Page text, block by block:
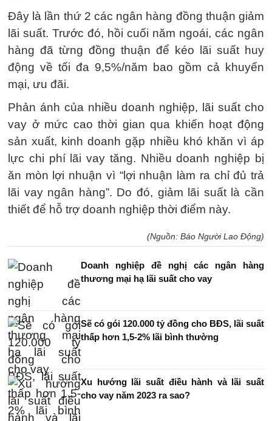
Đây là lần thứ 2 các ngân hàng đồng thuận giảm
lãi suất. Trước đó, hồi cuối năm ngoái, các ngân
hàng đã từng đồng thuận để kéo lãi suất huy
động về tối đa 9,5%/năm bao gồm cả khuyến
mại, ưu đãi.
Phản ánh của nhiều doanh nghiệp, lãi suất cho
vay ở mức cao thời gian qua khiến hoạt động
sản xuất, kinh doanh gặp nhiều khó khăn vì áp
lực chi phí lãi vay tăng. Nhiều doanh nghiệp bị
ăn mòn lợi nhuận vì “lợi nhuận làm ra chỉ đủ trả
lãi vay ngân hàng”. Do đó, giảm lãi suất là cần
thiết để hỗ trợ doanh nghiệp thời điểm này.
(Nguồn: Báo Người Lao Động)
Doanh nghiệp đề nghị các ngân hàng
thương mại hạ lãi suất cho vay
Sẽ có gói 120.000 tỷ đồng cho BĐS, lãi suất
thấp hơn 1,5-2% lãi bình thường
Xu hướng lãi suất điều hành và lãi suất
cho vay năm 2023 ra sao?